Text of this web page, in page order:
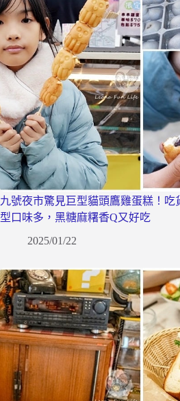
九號夜市驚見巨型貓頭鷹雞蛋糕！吃
型口味多，黑糖麻糬香Q又好吃
2025/01/22